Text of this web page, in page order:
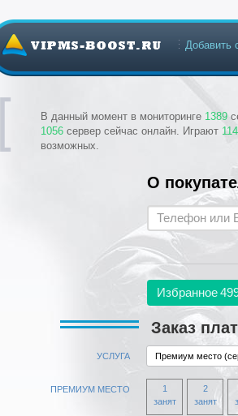
В данный момент в мониторинге 1389
1056 сервер сейчас онлайн. Играют
возможных.
Добавить
О
Избранное
Заказ
УСЛУГА
ПРЕМИУМ МЕСТО
1
занят
2
занят